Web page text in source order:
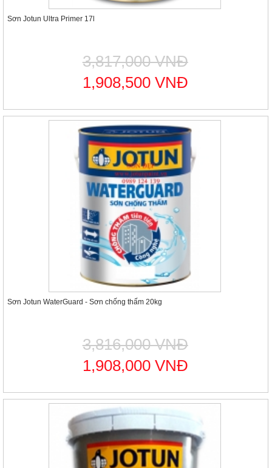
Sơn Jotun Ultra Primer 17l
3,817,000 VNĐ
1,908,500 VNĐ
Sơn Jotun WaterGuard - Sơn chống thấm 20kg
3,816,000 VNĐ
1,908,000 VNĐ